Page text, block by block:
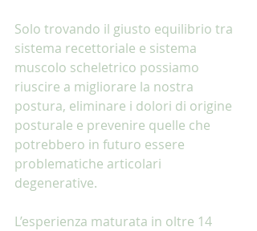
Solo trovando il giusto equilibrio tra
sistema recettoriale e sistema
muscolo scheletrico possiamo
riuscire a migliorare la nostra
postura, eliminare i dolori di origine
posturale e prevenire quelle che
potrebbero in futuro essere
problematiche articolari
degenerative.
L’esperienza maturata in oltre 14